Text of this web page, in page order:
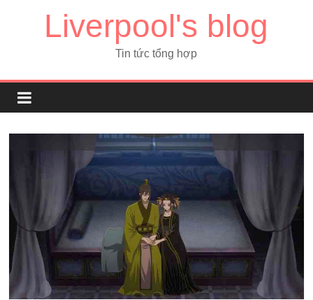
Liverpool's blog
Tin tức tổng hợp